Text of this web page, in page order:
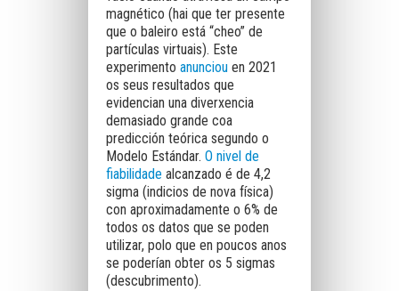
magnético (hai que ter presente
que o baleiro está “cheo” de
partículas virtuais). Este
experimento anunciou en 2021
os seus resultados que
evidencian una diverxencia
demasiado grande coa
predicción teórica segundo o
Modelo Estándar. O nivel de
fiabilidade alcanzado é de 4,2
sigma (indicios de nova física)
con aproximadamente o 6% de
todos os datos que se poden
utilizar, polo que en poucos anos
se poderían obter os 5 sigmas
(descubrimento).